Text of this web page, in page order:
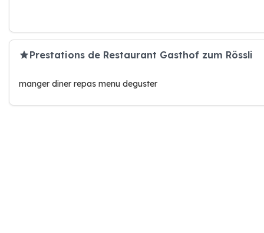
Prestations de Restaurant Gasthof zum Rössli
manger diner repas menu deguster